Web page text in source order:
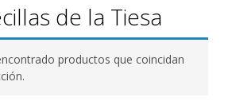
de la Tiesa
productos que coincidan